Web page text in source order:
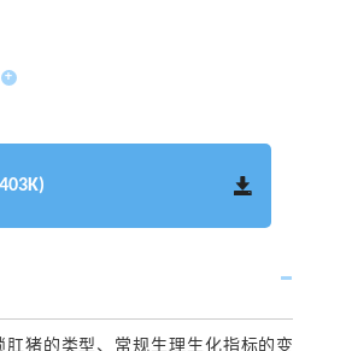
+
肛猪的类型、常规生理生化指标的变